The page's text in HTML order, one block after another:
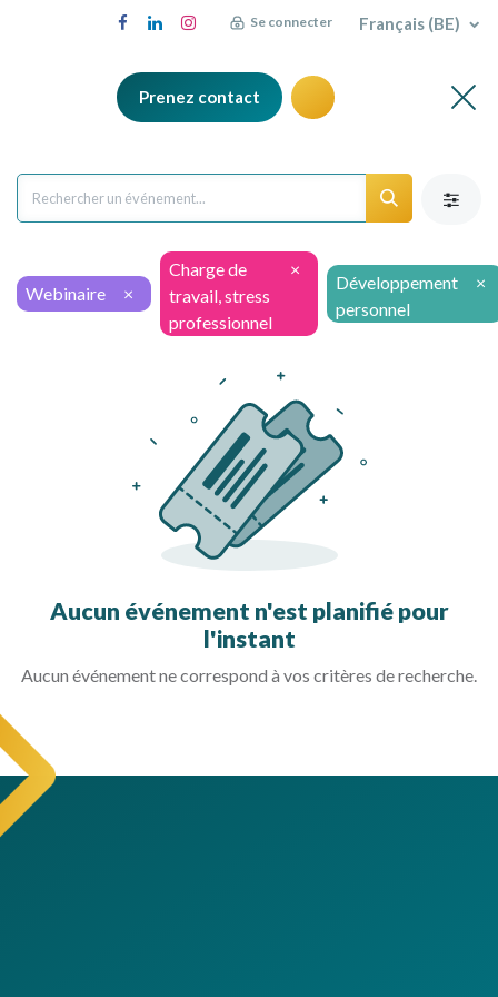
Se connecter Français (BE)
Prenez contact
Webinaire ×
Charge de
travail, stress
professionnel
×
Développement
personnel
×
Aucun événement n'est planifié pour
l'instant
Aucun événement ne correspond à vos critères de recherche.